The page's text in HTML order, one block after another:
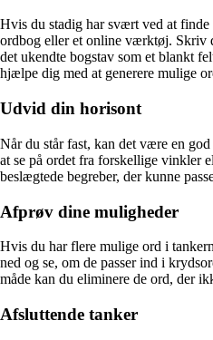
Hvis du stadig har svært ved at
ordbog eller et online værktøj. Skriv
det ukendte bogstav som et blankt
hjælpe dig med at generere mulige
Udvid din horisont
Når du står fast, kan det være en
at se på ordet fra forskellige vinkler
beslægtede begreber, der kunne
Afprøv dine muligheder
Hvis du har flere mulige ord i
ned og se, om de passer ind i
måde kan du eliminere de ord, der
Afsluttende tanker